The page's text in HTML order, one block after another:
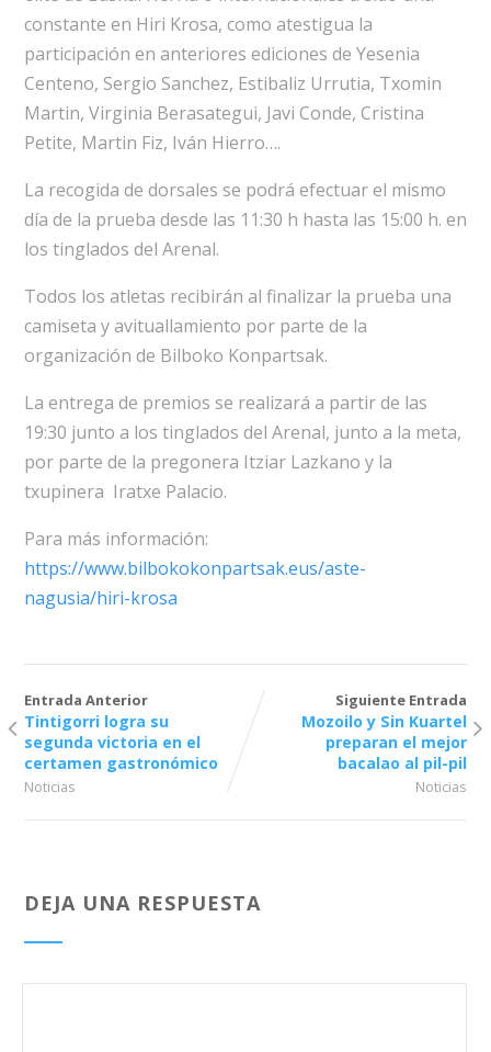
constante en Hiri Krosa, como atestigua la
participación en anteriores ediciones de Yesenia
Centeno, Sergio Sanchez, Estibaliz Urrutia, Txomin
Martin, Virginia Berasategui, Javi Conde, Cristina
Petite, Martin Fiz, Iván Hierro….
La recogida de dorsales se podrá efectuar el mismo
día de la prueba desde las 11:30 h hasta las 15:00 h. en
los tinglados del Arenal.
Todos los atletas recibirán al finalizar la prueba una
camiseta y avituallamiento por parte de la
organización de Bilboko Konpartsak.
La entrega de premios se realizará a partir de las
19:30 junto a los tinglados del Arenal, junto a la meta,
por parte de la pregonera Itziar Lazkano y la
txupinera Iratxe Palacio.
Para más información:
https://www.bilbokokonpartsak.eus/aste-
nagusia/hiri-krosa
Entrada Anterior
Tintigorri logra su
segunda victoria en el
certamen gastronómico
Noticias
Siguiente Entrada
Mozoilo y Sin Kuartel
preparan el mejor
bacalao al pil-pil
Noticias
DEJA UNA RESPUESTA